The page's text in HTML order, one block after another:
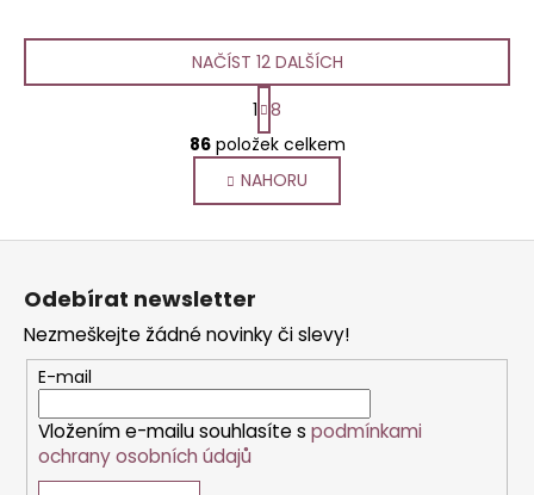
O
v
l
á
d
p
r
v
k
y
NAČÍST 12 DALŠÍCH
S
t
r
á
n
k
1 8
86položek celkem
NAHORU
Z
Odebírat newsletter
Nezmeškejte žádné novinky či slevy!
E-mail
Vložením e-mailu souhlasíte s podmínkami
ochrany osobních údajů